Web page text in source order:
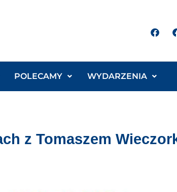
POLECAMY WYDARZENIA
z Tomaszem